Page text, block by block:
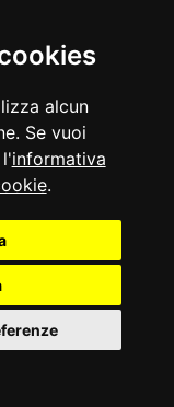
alcun
Se vuoi
informativa
.